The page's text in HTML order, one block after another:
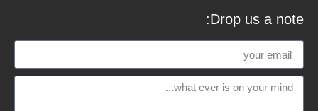
Drop us a note: